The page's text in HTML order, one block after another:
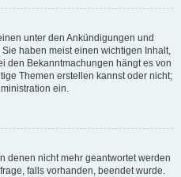
unter den Ankündigungen und
haben meist einen wichtigen Inhalt,
den Bekanntmachungen hängt es von
Themen erstellen kannst oder nicht;
ein.
denen nicht mehr geantwortet werden
falls vorhanden, beendet wurde.